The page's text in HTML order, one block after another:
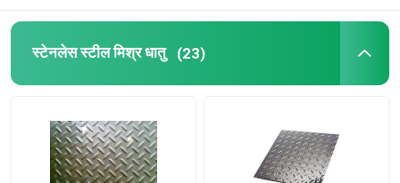
मिश्र धातु इस्पात ट्यूब
एल्यूमिनियम प्लेट शीट
स्टेनलेस स्टील मिश्र धातु (23)